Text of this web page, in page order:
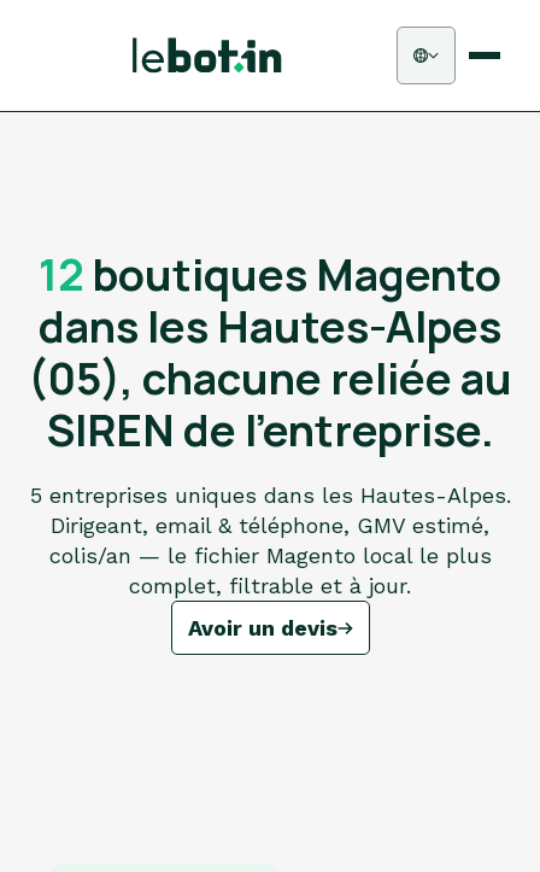
12 boutiques Magento
dans les Hautes-Alpes
(05), chacune reliée au
SIREN de l'entreprise.
5 entreprises uniques dans les Hautes-Alpes.
Dirigeant, email & téléphone, GMV estimé,
colis/an — le fichier Magento local le plus
complet, filtrable et à jour.
Avoir un devis